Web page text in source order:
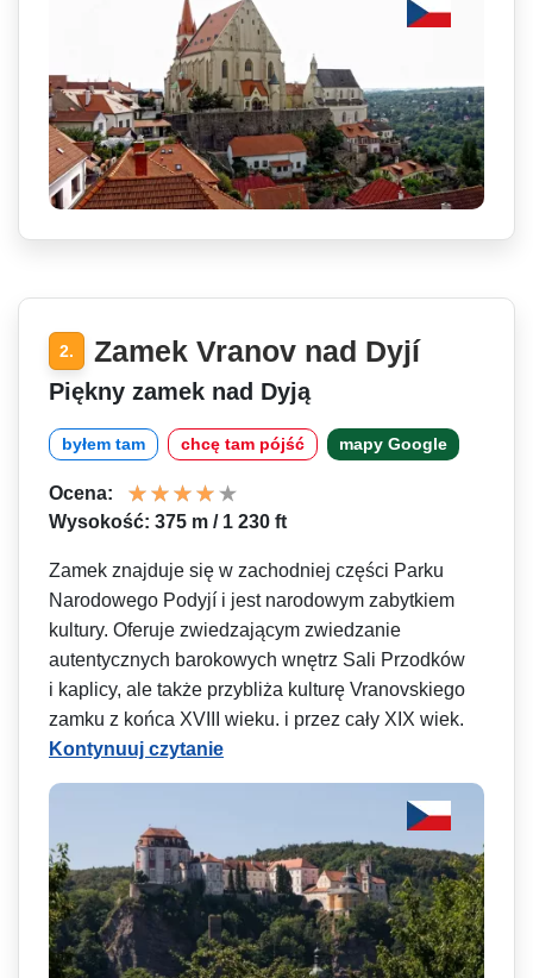
2. Zamek Vranov nad Dyjí
Piękny zamek nad Dyją
byłem tam chcę tam pójść mapy Google
Ocena:
Wysokość: 375 m / 1 230 ft
Zamek znajduje się w zachodniej części Parku
Narodowego Podyjí i jest narodowym zabytkiem
kultury. Oferuje zwiedzającym zwiedzanie
autentycznych barokowych wnętrz Sali Przodków
i kaplicy, ale także przybliża kulturę Vranovskiego
zamku z końca XVIII wieku. i przez cały XIX wiek.
Kontynuuj czytanie